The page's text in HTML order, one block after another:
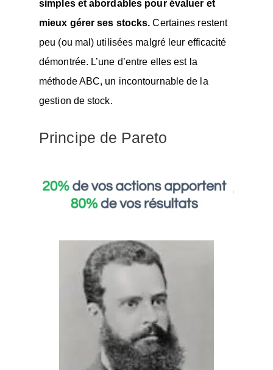
simples et abordables pour évaluer et
mieux gérer ses stocks.Certaines restent
peu (ou mal) utilisées malgré leur efficacité
démontrée. L’une d’entre elles est la
méthode ABC, un incontournable de la
gestion de stock.
Principe de Pareto